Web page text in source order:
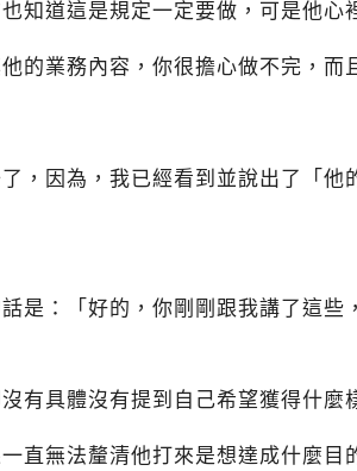
知道這是規定一定要做，可是他心
的業務內容，你很擔心做不完，而
，因為，我已經看到並說出了「他
是：「好的，你剛剛跟我講了這些
有具體沒有提到自己希望獲得什麼
直無法釐清他打來是想達成什麼目